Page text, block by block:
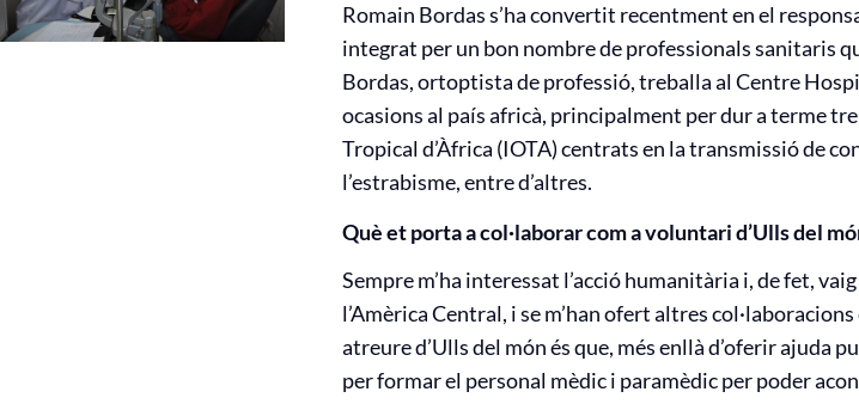
Romain Bordas s’ha convertit recentment en el
integrat per un bon nombre de professionals sanitaris
Bordas, ortoptista de professió, treballa al Centre
ocasions al país africà, principalment per dur a terme
Tropical d’Àfrica (IOTA) centrats en la transmissió de
l’estrabisme, entre d’altres.
Què et porta a col·laborar com a voluntari d’Ulls del
Sempre m’ha interessat l’acció humanitària i, de fet,
l’Amèrica Central, i se m’han ofert altres
atreure d’Ulls del món és que, més enllà d’oferir
per formar el personal mèdic i paramèdic per poder